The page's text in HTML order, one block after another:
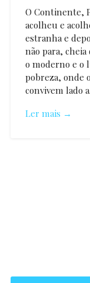
O Continente,
acolheu e
estranha e
não para,
o moderno e o
pobreza, onde
convivem lado
Ler mais →